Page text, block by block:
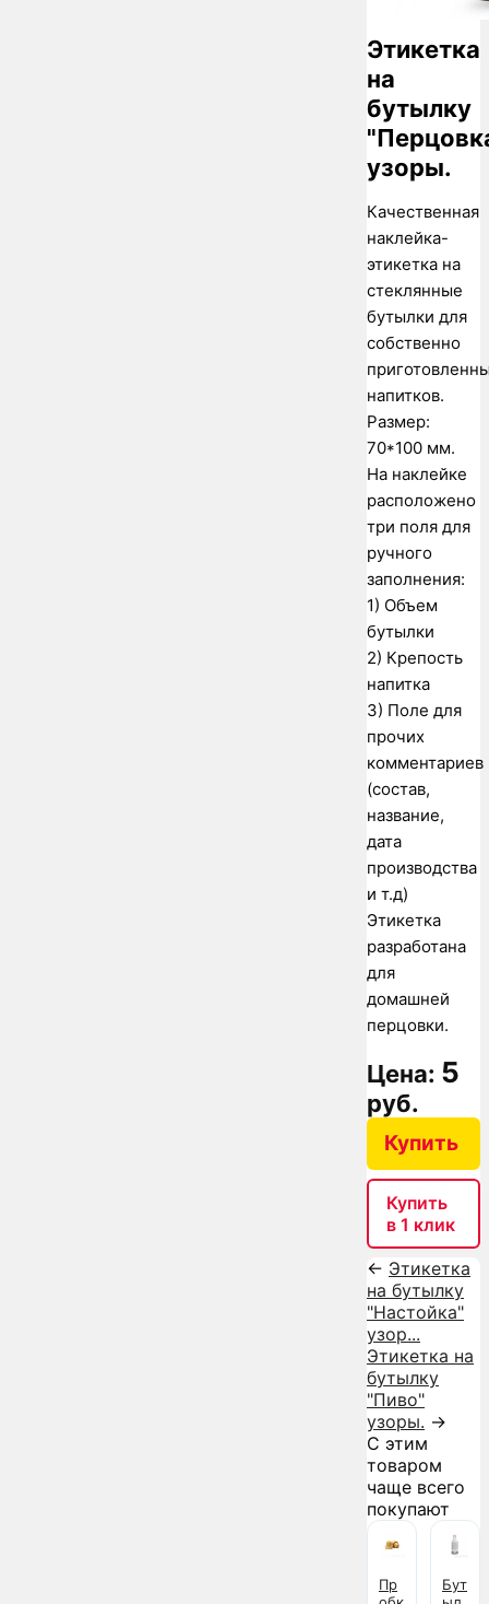
Этикетка
на
бутылку
узоры.
Качественная
наклейка-
этикетка на
стеклянные
бутылки для
собственно
напитков.
Размер:
70*100 мм.
На наклейке
расположено
три поля для
ручного
заполнения:
1) Объем
бутылки
2) Крепость
напитка
3) Поле для
прочих
комментариев
(состав,
название,
дата
производства
и т.д)
Этикетка
разработана
для
домашней
перцовки.
Цена: 5
руб.
Купить
Купить
в 1 клик
← Этикетка
на бутылку
"Настойка"
узор...
Этикетка на
бутылку
"Пиво"
узоры. →
С этим
товаром
чаще всего
покупают
Пр
Бут